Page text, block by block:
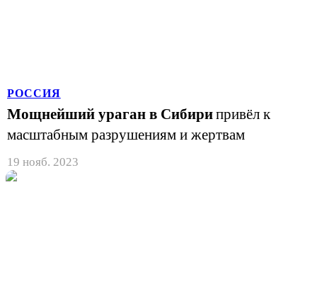
РОССИЯ
Мощнейший ураган в Сибирипривёл к
масштабным разрушениям и жертвам
19 нояб. 2023